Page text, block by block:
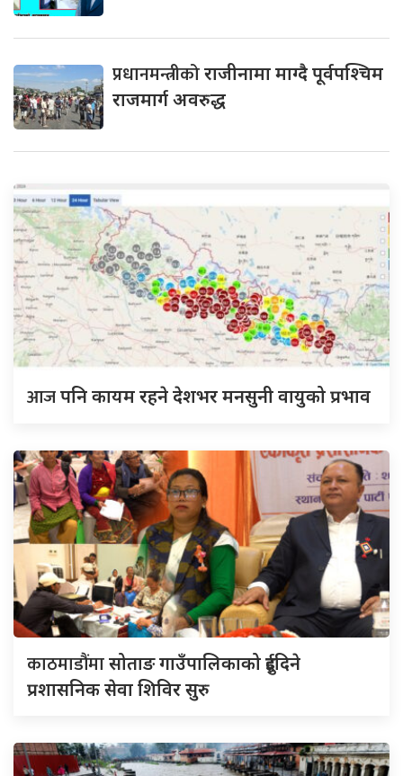
प्रधानमन्त्रीकोराजीनामा माग्दै पूर्वपश्चिम
राजमार्ग अवरुद्ध
आजपनि कायम रहने देशभर मनसुनी वायुको प्रभाव
काठमाडौंमासोताङ गाउँपालिकाको दुईदिने
प्रशासनिक सेवा शिविर सुरु